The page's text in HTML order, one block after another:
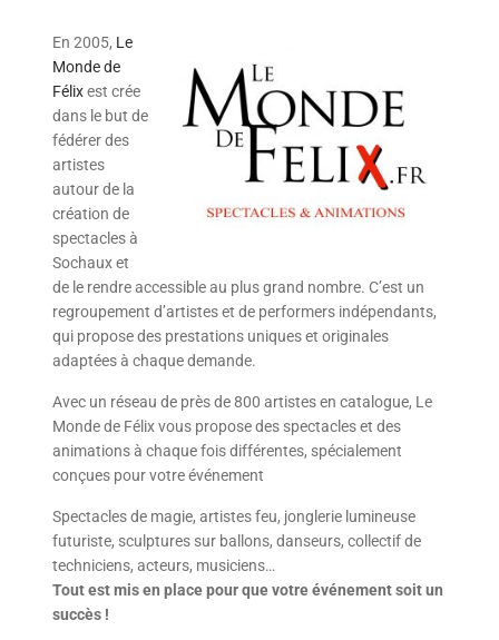
En 2005, Le
Monde de
Félixest crée
dans le but de
fédérer des
artistes
autour de la
création de
spectacles à
Sochaux et
de le rendre accessible au plus grand nombre. C’est un
regroupement d’artistes et de performers indépendants,
qui propose des prestations uniques et originales
adaptées à chaque demande.
Avec un réseau de près de 800 artistes en catalogue, Le
Monde de Félix vous propose des spectacles et des
animations à chaque fois différentes, spécialement
conçues pour votre événement
Spectacles de magie, artistes feu, jonglerie lumineuse
futuriste, sculptures sur ballons, danseurs, collectif de
techniciens, acteurs, musiciens…
Tout est mis en place pour que votre événement soit un
succès !